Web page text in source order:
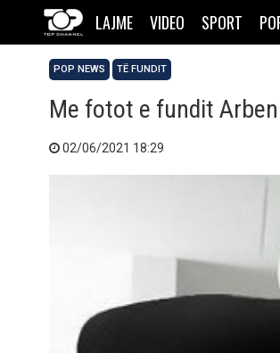
LAJME VIDEO SPORT
POP NEWS TË FUNDIT
Me fotot e fundit
02/06/2021 18:29